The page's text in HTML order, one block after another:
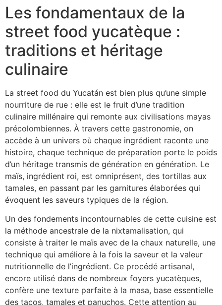
Les fondamentaux de la
street food yucatèque :
traditions et héritage
culinaire
La street food du Yucatán est bien plus qu’une simple
nourriture de rue : elle est le fruit d’une tradition
culinaire millénaire qui remonte aux civilisations mayas
précolombiennes. À travers cette gastronomie, on
accède à un univers où chaque ingrédient raconte une
histoire, chaque technique de préparation porte le poids
d’un héritage transmis de génération en génération. Le
maïs, ingrédient roi, est omniprésent, des tortillas aux
tamales, en passant par les garnitures élaborées qui
évoquent les saveurs typiques de la région.
Un des fondements incontournables de cette cuisine est
la méthode ancestrale de la nixtamalisation, qui
consiste à traiter le maïs avec de la chaux naturelle, une
technique qui améliore à la fois la saveur et la valeur
nutritionnelle de l’ingrédient. Ce procédé artisanal,
encore utilisé dans de nombreux foyers yucatèques,
confère une texture parfaite à la masa, base essentielle
des tacos, tamales et panuchos. Cette attention au